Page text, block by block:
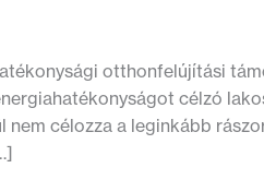
otthonfelújítási
célzó
célozza a leginkább